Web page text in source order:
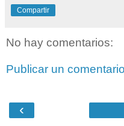
Compartir
No hay comentarios:
Publicar un comentario
‹